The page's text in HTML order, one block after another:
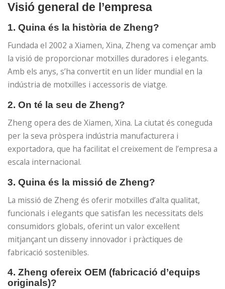
Visió general de l’empresa
1. Quina és la història de Zheng?
Fundada el 2002 a Xiamen, Xina, Zheng va començar amb
la visió de proporcionar motxilles duradores i elegants.
Amb els anys, s’ha convertit en un líder mundial en la
indústria de motxilles i accessoris de viatge.
2. On té la seu de Zheng?
Zheng opera des de Xiamen, Xina. La ciutat és coneguda
per la seva pròspera indústria manufacturera i
exportadora, que ha facilitat el creixement de l’empresa a
escala internacional.
3. Quina és la missió de Zheng?
La missió de Zheng és oferir motxilles d’alta qualitat,
funcionals i elegants que satisfan les necessitats dels
consumidors globals, oferint un valor excel·lent
mitjançant un disseny innovador i pràctiques de
fabricació sostenibles.
4. Zheng ofereix OEM (fabricació d’equips
originals)?